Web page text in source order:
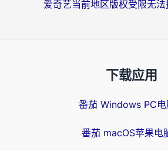
下载应用
番茄 Windows PC电
番茄 macOS苹果电